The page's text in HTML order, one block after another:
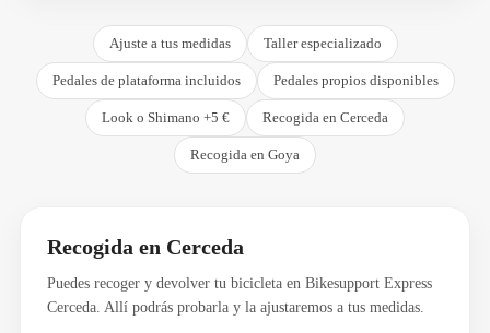
Ajuste a tus medidas Taller especializado
Pedales de plataforma incluidos Pedales propios disponibles
Look o Shimano +5 € Recogida en Cerceda
Recogida en Goya
Recogida en Cerceda
Puedes recoger y devolver tu bicicleta en Bikesupport Express
Cerceda. Allí podrás probarla y la ajustaremos a tus medidas.